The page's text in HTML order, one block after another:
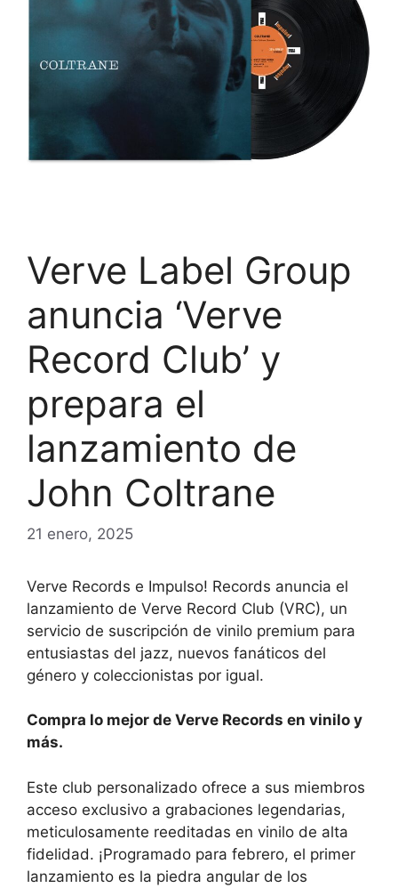
Verve Label Group
anuncia ‘Verve
Record Club’ y
prepara el
lanzamiento de
John Coltrane
21 enero, 2025
Verve Records e Impulso! Records anuncia el
lanzamiento de Verve Record Club (VRC), un
servicio de suscripción de vinilo premium para
entusiastas del jazz, nuevos fanáticos del
género y coleccionistas por igual.
Compra lo mejor de Verve Records en vinilo y
más.
Este club personalizado ofrece a sus miembros
acceso exclusivo a grabaciones legendarias,
meticulosamente reeditadas en vinilo de alta
fidelidad. ¡Programado para febrero, el primer
lanzamiento es la piedra angular de los